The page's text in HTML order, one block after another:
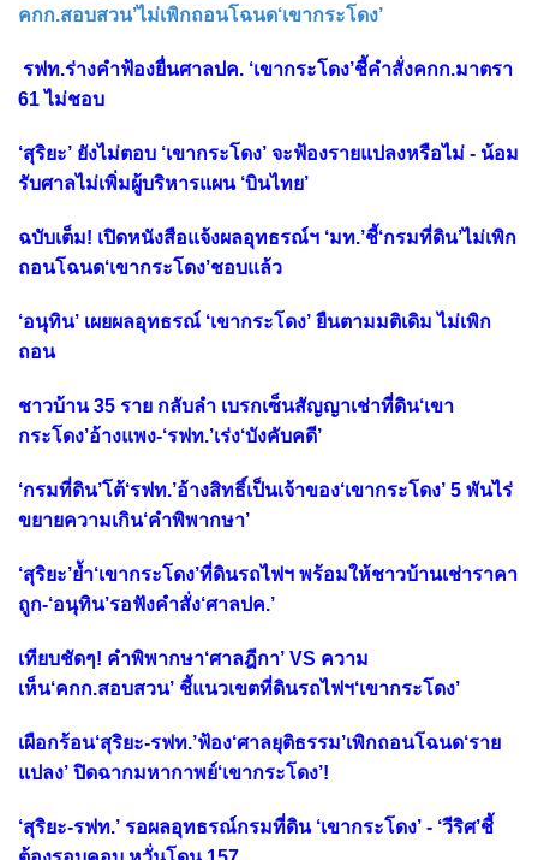
คกก.สอบสวน’ไม่เพิกถอนโฉนด‘เขากระโดง’
รฟท.ร่างคำฟ้องยื่นศาลปค. ‘เขากระโดง’ชี้คำสั่งคกก.มาตรา
61 ไม่ชอบ
‘สุริยะ’ ยังไม่ตอบ ‘เขากระโดง’ จะฟ้องรายแปลงหรือไม่ - น้อม
รับศาลไม่เพิ่มผู้บริหารแผน ‘บินไทย’
ฉบับเต็ม! เปิดหนังสือแจ้งผลอุทธรณ์ฯ ‘มท.’ชี้‘กรมที่ดิน’ไม่เพิก
ถอนโฉนด‘เขากระโดง’ชอบแล้ว
‘อนุทิน’ เผยผลอุทธรณ์ ‘เขากระโดง’ ยืนตามมติเดิม ไม่เพิก
ถอน
ชาวบ้าน 35 ราย กลับลำ เบรกเซ็นสัญญาเช่าที่ดิน‘เขา
กระโดง’อ้างแพง-‘รฟท.’เร่ง‘บังคับคดี’
‘กรมที่ดิน’โต้‘รฟท.’อ้างสิทธิ์เป็นเจ้าของ‘เขากระโดง’ 5 พันไร่
ขยายความเกิน‘คำพิพากษา’
‘สุริยะ’ย้ำ‘เขากระโดง’ที่ดินรถไฟฯ พร้อมให้ชาวบ้านเช่าราคา
ถูก-‘อนุทิน’รอฟังคำสั่ง‘ศาลปค.’
เทียบชัดๆ! คำพิพากษา‘ศาลฎีกา’ VS ความ
เห็น‘คกก.สอบสวน’ ชี้แนวเขตที่ดินรถไฟฯ‘เขากระโดง’
เผือกร้อน‘สุริยะ-รฟท.’ฟ้อง‘ศาลยุติธรรม’เพิกถอนโฉนด‘ราย
แปลง’ ปิดฉากมหากาพย์‘เขากระโดง’!
‘สุริยะ-รฟท.’ รอผลอุทธรณ์กรมที่ดิน ‘เขากระโดง’ - ‘วีริศ’ชี้